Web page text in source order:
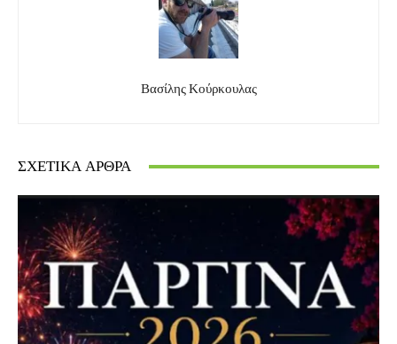
Βασίλης Κούρκουλας
ΣΧΕΤΙΚΆ ΆΡΘΡΑ